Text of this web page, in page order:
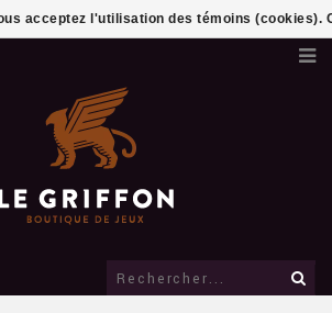
acceptez l'utilisation des témoins